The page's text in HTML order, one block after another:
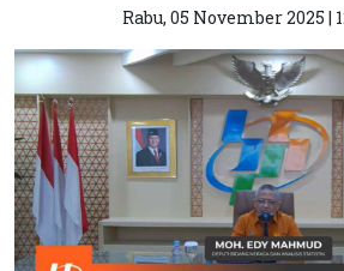
Rabu, 05 November 2025 |